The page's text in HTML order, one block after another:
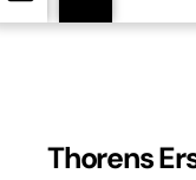
Thorens